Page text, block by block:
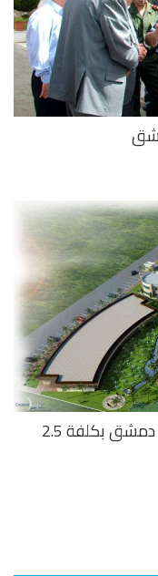
منح رخصة تشييد لمجمع سياحي بريف دمشق بكلفة 2.5